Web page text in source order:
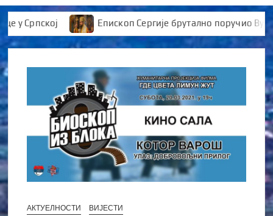
Српској Епископ Сергије брутално поручио
АКТУЕЛНОСТИ ВИЈЕСТИ